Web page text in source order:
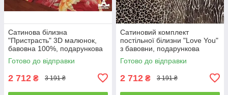
Сатинова білизна
"Пристрасть" 3D малюнок,
бавовна 100%, подарункова
упаковка полуторний
Готово до відправки
2 712 ₴ 3 191 ₴
Сатиновий комплект
постільної білизни "Love You"
з бавовни, подарункова
упаковка полуторний
Готово до відправки
2 712 ₴ 3 191 ₴